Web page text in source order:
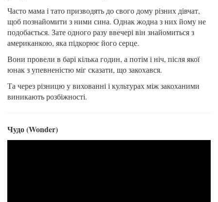
Часто мама і тато призводять до свого дому різних дівчат,
щоб познайомити з ними сина. Однак жодна з них йому не
подобається. Зате одного разу ввечері він знайомиться з
американкою, яка підкорює його серце.
Вони провели в барі кілька годин, а потім і ніч, після якої
юнак з упевненістю міг сказати, що закохався.
Та через різницю у вихованні і культурах між закоханими
виникають розбіжності.
Чудо (Wonder)